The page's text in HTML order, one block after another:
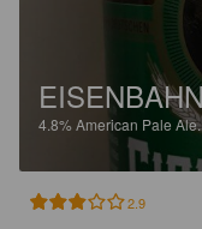
4.8% American Pale
2.9